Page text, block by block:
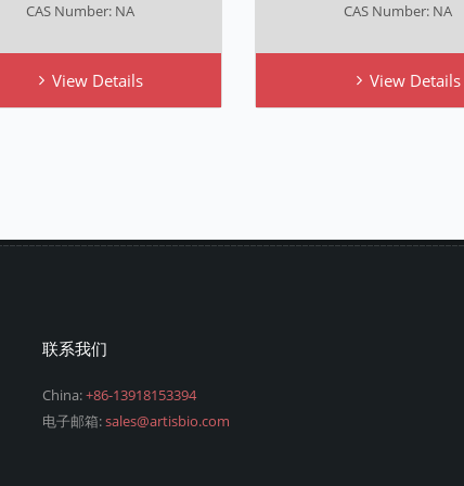
CAS Number: NA
View Details
CAS Number: NA
View Details
联系我们
China:+86-13918153394
电子邮箱:sales@artisbio.com